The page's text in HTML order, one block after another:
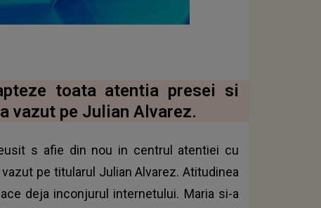
toata atentia presei si
vazut pe Julian Alvarez.
s afie din nou in centrul atentiei cu
pe titularul Julian Alvarez. Atitudinea
deja inconjurul internetului. Maria si-a